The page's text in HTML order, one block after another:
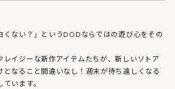
くない？」というDODならではの遊び心をその
レイジーな新作アイテムたちが、新しいソトア
となること間違いなし！週末が待ち遠しくなる
います。